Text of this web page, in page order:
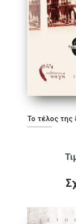
Το τέλος της